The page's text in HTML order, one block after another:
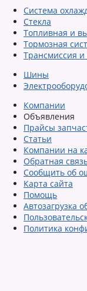
Система
Стекла
Топливная и
Тормозная
Трансмиссия
Шины
Компании
Объявления
Прайсы
Статьи
Компании на
Обратная
Сообщить об
Карта сайта
Помощь
Автозагрузка
Политика